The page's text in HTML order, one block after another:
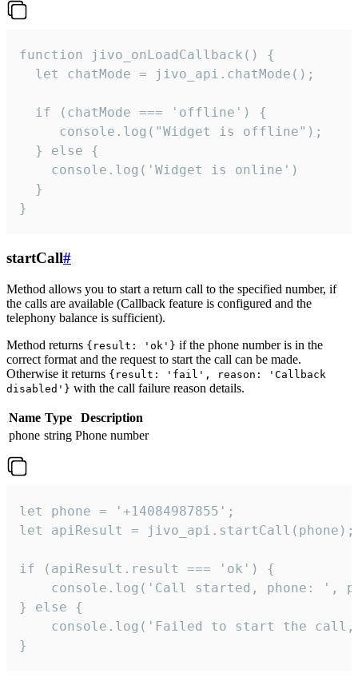
function jivo_onLoadCallback() {
  let chatMode = jivo_api.chatMode();
  if (chatMode === 'offline') {
     console.log("Widget is offline");
  } else {
    console.log('Widget is online')
  }
}
startCall#
Method allows you to start a return call to the specified number, if
the calls are available (Callback feature is configured and the
telephony balance is sufficient).
Method returns {result: 'ok'} if the phone number is in the
correct format and the request to start the call can be made.
Otherwise it returns {result: 'fail', reason: 'Callback
disabled'} with the call failure reason details.
Name Type
Description
phone string Phone number
let phone = '+14084987855';
let apiResult = jivo_api.startCall(phone);
if (apiResult.result === 'ok') {
console.log('Call started, phone: ',
} else {
console.log('Failed to start the
}